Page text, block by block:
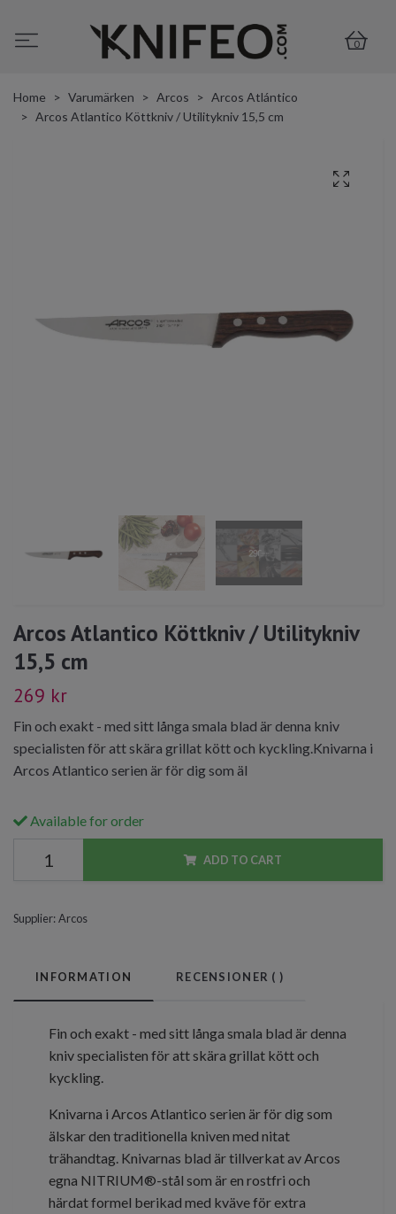
0
Home Varumärken Arcos
Arcos Atlántico
Arcos Atlantico Köttkniv / Utilitykniv 15,5 cm
Arcos Atlantico Köttkniv / Utilitykniv
15,5 cm
269 kr
Fin och exakt - med sitt långa smala blad är denna kniv
specialisten för att skära grillat kött och kyckling.Knivarna i
Arcos Atlantico serien är för dig som äl
Available for order
ADD TO CART
Supplier:Arcos
INFORMATION RECENSIONER ( )
Fin och exakt - med sitt långa smala blad är denna
kniv specialisten för att skära grillat kött och
kyckling.
Knivarna i Arcos Atlantico serien är för dig som
älskar den traditionella kniven med nitat
trähandtag. Knivarnas blad är tillverkat av Arcos
egna NITRIUM®-stål som är en rostfri och
härdat formel berikad med kväve för extra